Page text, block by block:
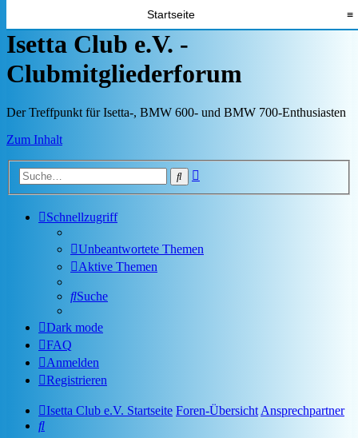
Startseite ≡
Isetta Club e.V. -
Clubmitgliederforum
Der Treffpunkt für Isetta-, BMW 600- und BMW 700-Enthusiasten
Zum Inhalt
Suche
Schnellzugriff
Unbeantwortete Themen
Aktive Themen
Suche
Dark mode
FAQ
Anmelden
Registrieren
Isetta Club e.V. Startseite Foren-Übersicht Ansprechpartner
Suche